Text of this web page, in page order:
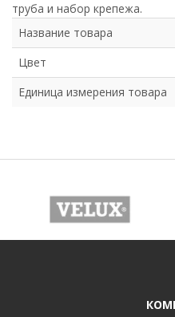
труба и набор крепежа.
Название товара
Цвет
Единица измерения товара